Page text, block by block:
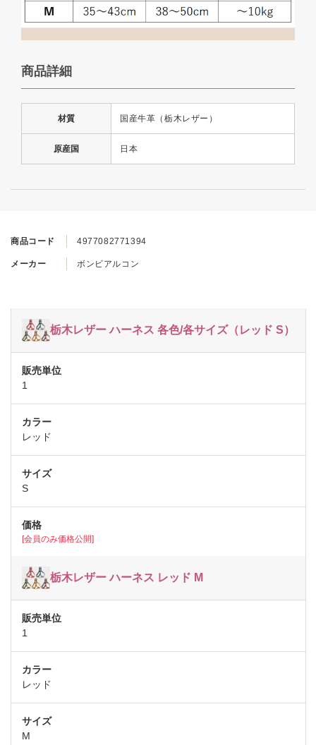
商品コード 4977082771394
メーカー ボンビアルコン
栃木レザー ハーネス 各色/各サイズ（レッド S）
1
レッド
S
[会員のみ価格公開]
栃木レザー ハーネス レッド M
1
レッド
M
商品詳細
材質 国産牛革（栃木レザー）
原産国 日本